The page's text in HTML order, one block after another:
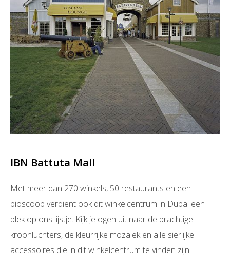
IBN Battuta Mall
Met meer dan 270 winkels, 50 restaurants en een
bioscoop verdient ook dit winkelcentrum in Dubai een
plek op ons lijstje. Kijk je ogen uit naar de prachtige
kroonluchters, de kleurrijke mozaïek en alle sierlijke
accessoires die in dit winkelcentrum te vinden zijn.